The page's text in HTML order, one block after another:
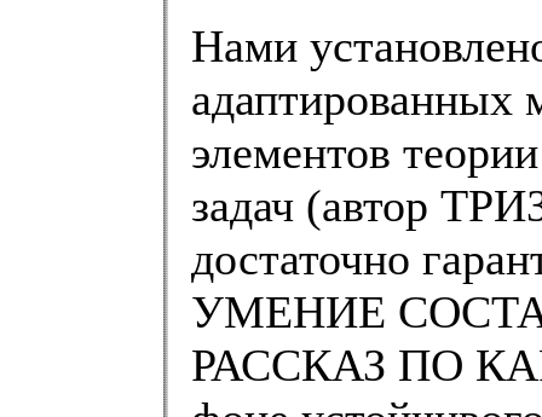
Нами
адаптированных
элементов
задач (автор
достаточно
УМЕНИЕ
РАССКАЗ ПО